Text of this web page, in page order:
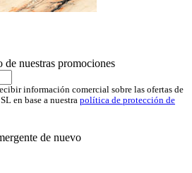
de nuestras promociones
información comercial sobre las ofertas de
en base a nuestra política de protección de
de nuevo